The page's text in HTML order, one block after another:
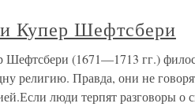
Купер Шефтсбери
(1671—1713 гг.)
религию. Правда, они не
люди терпят разговоры